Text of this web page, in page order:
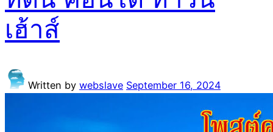
เฮ้าส์
Written by webslave September 16, 2024